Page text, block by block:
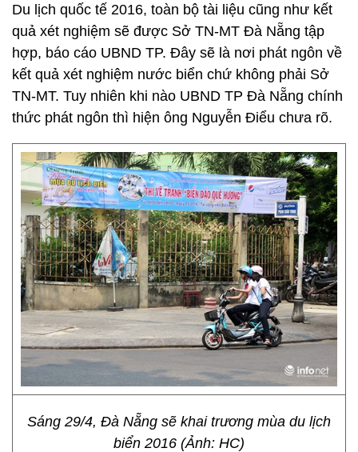
Du lịch quốc tế 2016, toàn bộ tài liệu cũng như kết
quả xét nghiệm sẽ được Sở TN-MT Đà Nẵng tập
hợp, báo cáo UBND TP. Đây sẽ là nơi phát ngôn về
kết quả xét nghiệm nước biển chứ không phải Sở
TN-MT. Tuy nhiên khi nào UBND TP Đà Nẵng chính
thức phát ngôn thì hiện ông Nguyễn Điểu chưa rõ.
Sáng 29/4, Đà Nẵng sẽ khai trương mùa du lịch
biển 2016 (Ảnh: HC)